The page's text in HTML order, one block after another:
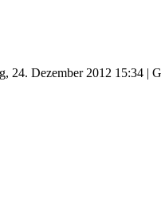
24. Dezember 2012 15:34 |